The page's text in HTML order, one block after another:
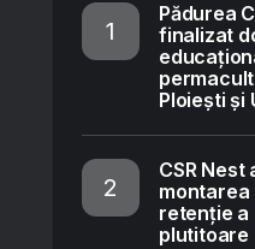
Pădurea
finalizat
Ploiești și
CSR
montarea
retenție a
plutitoare